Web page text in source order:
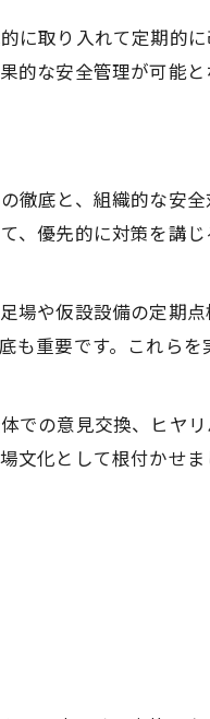
取り入れて定期的
な安全管理が可能と
底と、組織的な安
優先的に対策を講
や仮設設備の定期
重要です。これら
での意見交換、ヒヤ
化として根付かせま